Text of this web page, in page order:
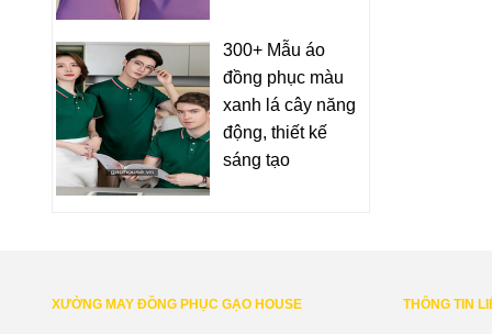
300+ Mẫu áo
đồng phục màu
xanh lá cây năng
động, thiết kế
sáng tạo
XƯỞNG MAY ĐỒNG PHỤC GẠO HOUSE THÔNG TIN